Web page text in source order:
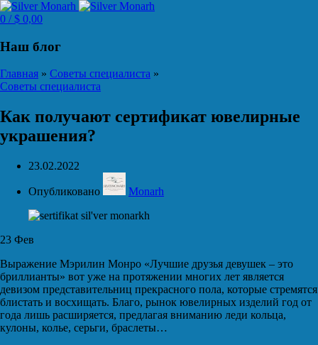
0 / $ 0,00
Наш блог
Главная » Советы специалиста »
Советы специалиста
Как получают сертификат ювелирные
украшения?
23.02.2022
Опубликовано Monarh
23 Фев
Выражение Мэрилин Монро «Лучшие друзья девушек – это
бриллианты» вот уже на протяжении многих лет является
девизом представительниц прекрасного пола, которые стремятся
блистать и восхищать. Благо, рынок ювелирных изделий год от
года лишь расширяется, предлагая вниманию леди кольца,
кулоны, колье, серьги, браслеты…